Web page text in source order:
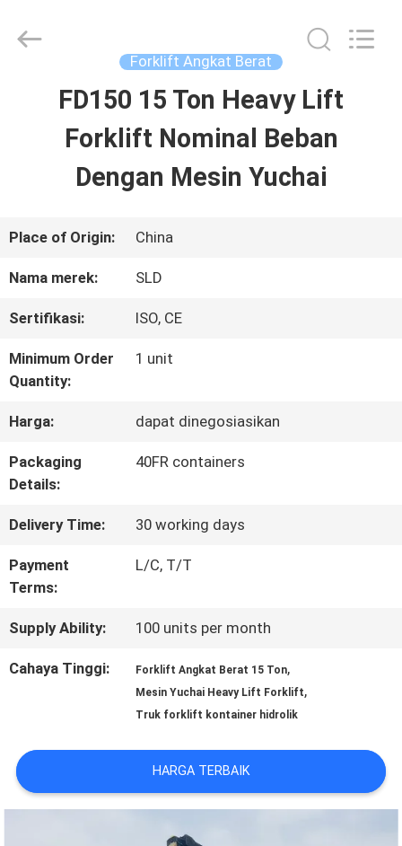
RUMAH
PRODUK
TENTANG
KAMI
PABRIK
KONTROL
KUALITAS
SITEMAP
POLICY
Development
Forklift Angkat Berat
FD150 15 Ton Heavy Lift
Forklift Nominal Beban
Dengan Mesin Yuchai
Place of Origin: China
Nama merek: SLD
Sertifikasi: ISO, CE
Minimum Order
Quantity:
1 unit
Harga: dapat dinegosiasikan
Packaging
Details:
40FR containers
Delivery Time: 30 working days
Payment
Terms:
L/C, T/T
Supply Ability: 100 units per month
Cahaya Tinggi: Forklift Angkat Berat 15 Ton,
Mesin Yuchai Heavy Lift Forklift,
Truk forklift kontainer hidrolik
HARGA TERBAIK